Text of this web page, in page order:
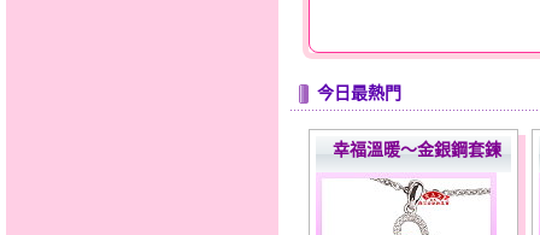
今日最熱門
幸福溫暖～金銀鋼套鍊